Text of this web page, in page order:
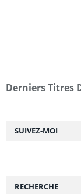
SUIVEZ-MOI
RECHERCHE
Derniers Titres